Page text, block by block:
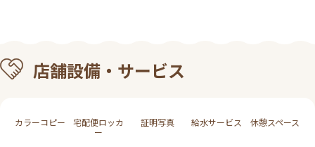
店舗設備・サービス
カラーコピー
宅配便ロッカ
ー
証明写真 給水サービス 休憩スペース